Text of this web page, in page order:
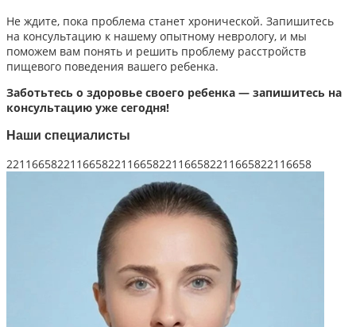
Не ждите, пока проблема станет хронической. Запишитесь
на консультацию к нашему опытному неврологу, и мы
поможем вам понять и решить проблему расстройств
пищевого поведения вашего ребенка.
Заботьтесь о здоровье своего ребенка — запишитесь на
консультацию уже сегодня!
Наши специалисты
221166162211661622116616221166162211661622116616